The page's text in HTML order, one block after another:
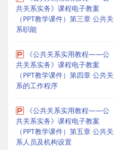
共关系实务》课程电子教案
（PPT教学课件）第三章 公共关
系职能
《公共关系实用教程——公
共关系实务》课程电子教案
（PPT教学课件）第四章 公共关
系的工作程序
《公共关系实用教程——公
共关系实务》课程电子教案
（PPT教学课件）第五章 公共关
系人员及机构设置